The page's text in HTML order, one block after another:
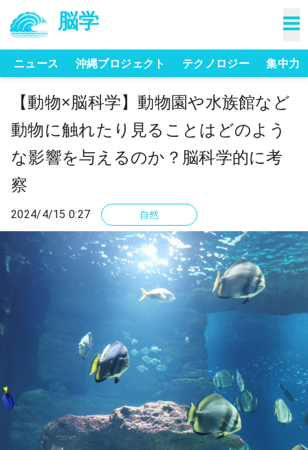
脳学
ニュース 沖縄プロジェクト テクノロジー 集中力
【動物×脳科学】動物園や水族館など
動物に触れたり見ることはどのよう
な影響を与えるのか？脳科学的に考
察
2024/4/15 0:27 自然